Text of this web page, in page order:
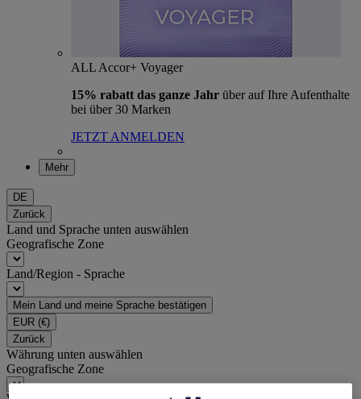
ALL Accor+ Voyager
15% rabatt das ganze Jahr über auf Ihre Aufenthalte
bei über 30 Marken
JETZT ANMELDEN
Mehr
DE
Zurück
Land und Sprache unten auswählen
Geografische Zone
Land/Region - Sprache
Mein Land und meine Sprache bestätigen
EUR (€)
Zurück
Währung unten auswählen
Geografische Zone